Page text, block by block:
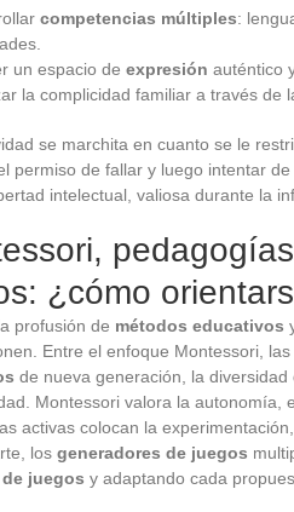
competencias múltiples:
un espacio de expresión auténtico
la complicidad familiar a través de
se marchita en cuanto se le
permiso de fallar y luego intentar
intelectual, valiosa durante la
¿cómo
profusión de métodos educativos
Entre el enfoque Montessori,
de nueva generación, la
Montessori valora la autonomía,
activas colocan la
los generadores de juegos
juegos y adaptando cada